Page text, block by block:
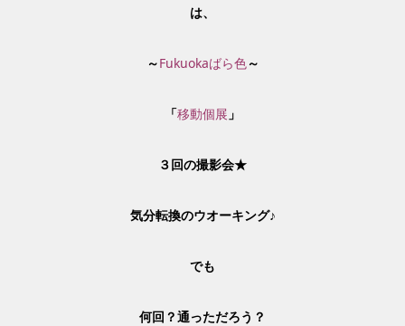
は、
～Fukuokaばら色～
「移動個展 」
３回の撮影会★
気分転換のウオーキング♪
でも
何回？通っただろう？